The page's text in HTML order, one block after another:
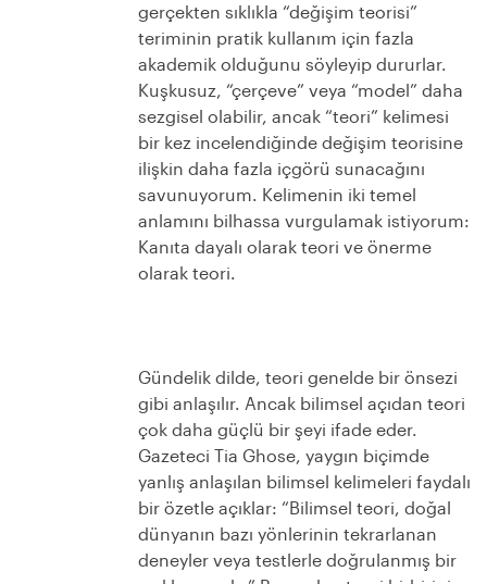
gerçekten sıklıkla “değişim teorisi”
teriminin pratik kullanım için fazla
akademik olduğunu söyleyip dururlar.
Kuşkusuz, “çerçeve” veya “model” daha
sezgisel olabilir, ancak “teori” kelimesi
bir kez incelendiğinde değişim teorisine
ilişkin daha fazla içgörü sunacağını
savunuyorum. Kelimenin iki temel
anlamını bilhassa vurgulamak istiyorum:
Kanıta dayalı olarak teori ve önerme
olarak teori.
Gündelik dilde, teori genelde bir önsezi
gibi anlaşılır. Ancak bilimsel açıdan teori
çok daha güçlü bir şeyi ifade eder.
Gazeteci Tia Ghose, yaygın biçimde
yanlış anlaşılan bilimsel kelimeleri faydalı
bir özetle açıklar: “Bilimsel teori, doğal
dünyanın bazı yönlerinin tekrarlanan
deneyler veya testlerle doğrulanmış bir